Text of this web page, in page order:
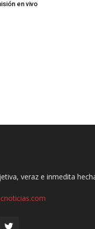
en vivo
veraz e inmedita